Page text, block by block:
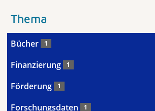
Thema
Bücher 1
Finanzierung 1
Förderung 1
Forschungsdaten 1